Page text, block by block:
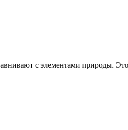
с элементами природы.